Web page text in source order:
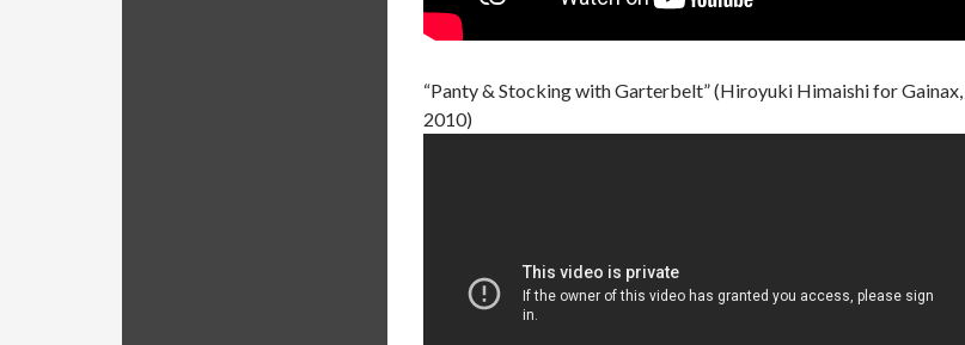
“Panty & Stocking with Garterbelt” (Hiroyuki Himaishi for Gainax,
2010)